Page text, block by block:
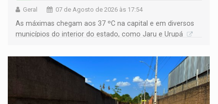
Geral 07 de Agosto de 2026 às 17:54
As máximas chegam aos 37 ºC na capital e em diversos
municípios do interior do estado, como Jaru e Urupá